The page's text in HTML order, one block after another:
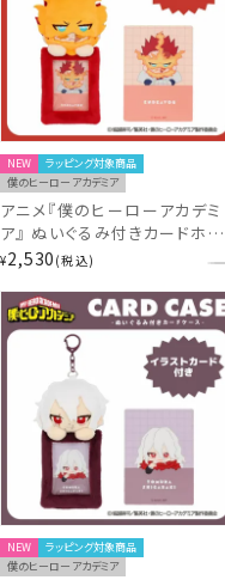
NEW
ラッピング対象商品
僕のヒーローアカデミア
アニメ『僕のヒーローアカデミ
ア』 ぬいぐるみ付きカードホル
ダー ＜ エンデヴァー ＞
¥2,530 税込
NEW
ラッピング対象商品
僕のヒーローアカデミア